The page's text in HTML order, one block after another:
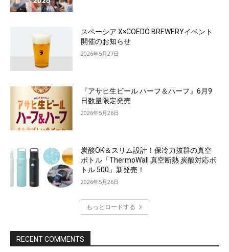
スペーシア X×COEDO BREWERYイベント
開催のお知らせ
2026年5月27日
『アサヒ生ビール ハーフ＆ハーフ』6月9
日数量限定発売
2026年5月26日
炭酸OK＆スリム設計！保冷力抜群の真空
ボトル「ThermoWall 真空断熱 炭酸対応ボ
トル 500」新発売！
2026年5月26日
もっとロードする
RECENT COMMENTS